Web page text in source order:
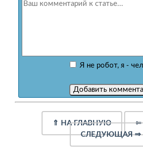
Я не робот, я -
⇑ НА ГЛАВНУЮ ⇐
СЛЕДУЮЩАЯ⇒